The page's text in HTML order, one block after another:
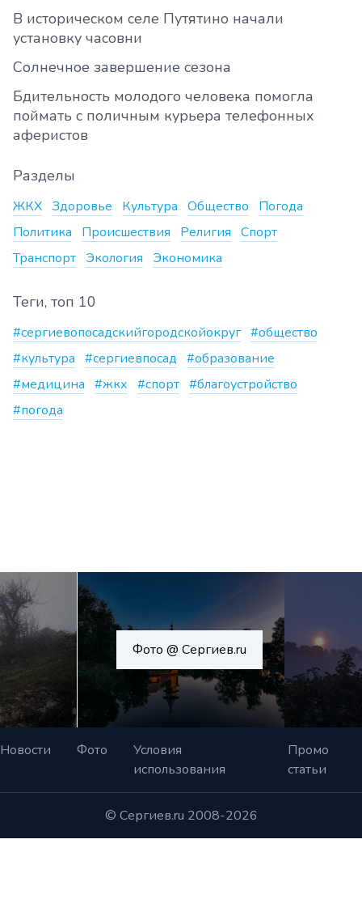
В историческом селе Путятино начали
установку часовни
Солнечное завершение сезона
Бдительность молодого человека помогла
поймать с поличным курьера телефонных
аферистов
Разделы
ЖКХ Здоровье Культура Общество
Погода
Политика
Происшествия Религия Спорт
Транспорт Экология Экономика
Теги, топ 10
#сергиевопосадскийгородскойокруг #общество
#культура #сергиевпосад #образование
#медицина #жкх #спорт #благоустройство
#погода
Фото @ Сергиев.ru
Новости Фото
Условия
использования
Промо
статьи
© Сергиев.ru 2008-2026